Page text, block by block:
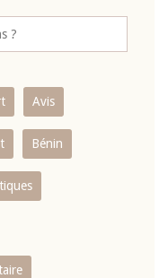
Avis
Bénin